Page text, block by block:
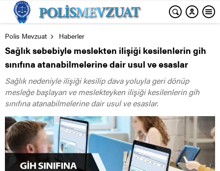
Polis Mevzuat Haberler
Sağlık sebebiyle meslekten ilişiği kesilenlerin gih
sınıfına atanabilmelerine dair usul ve esaslar
Sağlık nedeniyle ilişiği kesilip dava yoluyla geri dönüp
mesleğe başlayan ve meslekteyken ilişiği kesilenlerin gih
sınıfına atanabilmelerine dair usul ve esaslar.